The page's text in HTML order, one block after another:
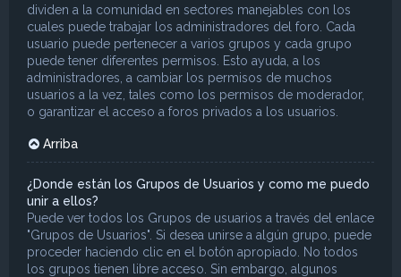
dividen a la comunidad en sectores manejables con los
cuales puede trabajar los administradores del foro. Cada
usuario puede pertenecer a varios grupos y cada grupo
puede tener diferentes permisos. Esto ayuda, a los
administradores, a cambiar los permisos de muchos
usuarios a la vez, tales como los permisos de moderador,
o garantizar el acceso a foros privados a los usuarios.
Arriba
¿Donde están los Grupos de Usuarios y como me puedo
unir a ellos?
Puede ver todos los Grupos de usuarios a través del enlace
"Grupos de Usuarios". Si desea unirse a algún grupo, puede
proceder haciendo clic en el botón apropiado. No todos
los grupos tienen libre acceso. Sin embargo, algunos